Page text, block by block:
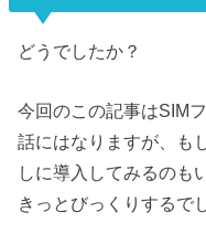
どうでしたか？
今回のこの記事はSIM
話にはなりますが、も
しに導入してみるのも
きっとびっくりするで